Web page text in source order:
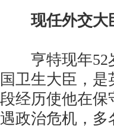
现任外交大
亨特现年52岁
国卫生大臣，
段经历使他在保
遇政治危机，多